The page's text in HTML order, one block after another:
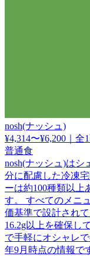
nosh(ナッシュ)
¥4,314〜¥6,200
全
普通食
nosh(ナッシュ)は
分に配慮した冷凍
ーは約100種類以上
す。 すべてのメニ
価基準で設計され
16.2g以上を確保し
で手軽にオシャレ
年9月時点の情報で